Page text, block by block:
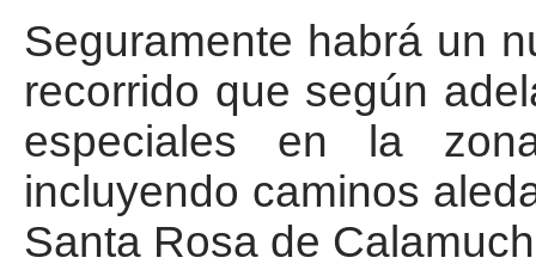
Seguramente habrá un
recorrido que según
especiales en la
incluyendo caminos
Santa Rosa de